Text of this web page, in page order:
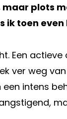
plots
ik toen
Een
ver weg
een intens